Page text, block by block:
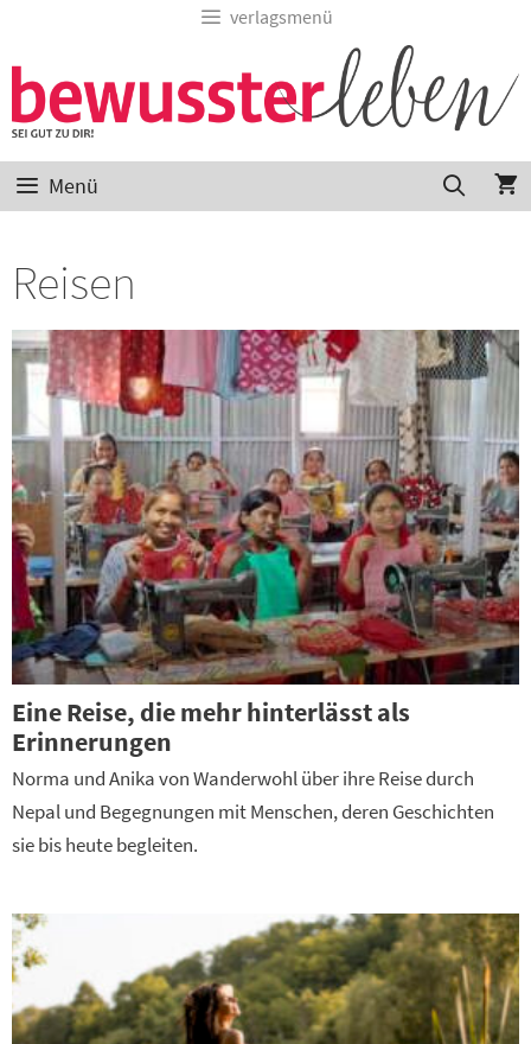
verlagsmenü
Menü
Reisen
Eine Reise, die mehr hinterlässt als
Erinnerungen
Norma und Anika von Wanderwohl über ihre Reise durch
Nepal und Begegnungen mit Menschen, deren Geschichten
sie bis heute begleiten.